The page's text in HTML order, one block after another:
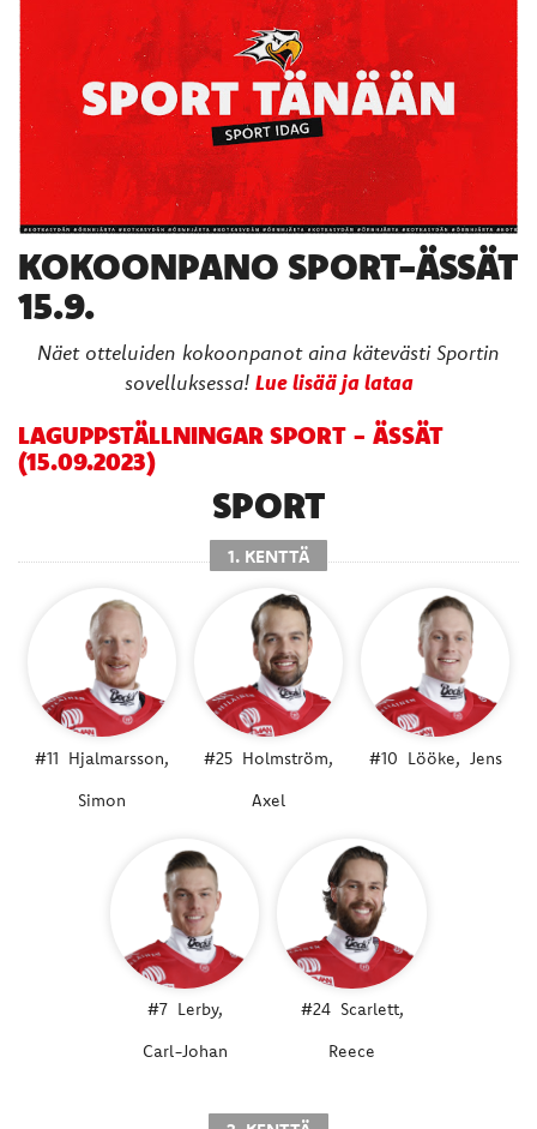
KOKOONPANO SPORT-ÄSSÄT
15.9.
Näet otteluiden kokoonpanot aina kätevästi Sportin
sovelluksessa! Lue lisää ja lataa
LAGUPPSTÄLLNINGAR SPORT - ÄSSÄT
(15.09.2023)
SPORT
1. KENTTÄ
#11 Hjalmarsson,
Simon
#25 Holmström,
Axel
#10 Lööke, Jens
#7 Lerby,
Carl-Johan
#24 Scarlett,
Reece